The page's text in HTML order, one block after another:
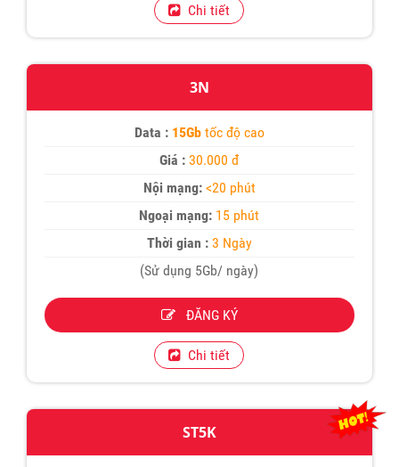
Chi tiết
3N
Data :15Gb tốc độ cao
Giá :30.000 đ
Nội mạng: <20 phút
Ngoại mạng: 15 phút
Thời gian :3 Ngày
(Sử dụng 5Gb/ ngày)
ĐĂNG KÝ
Chi tiết
ST5K